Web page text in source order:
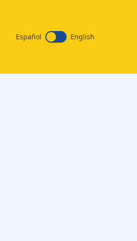
Español English